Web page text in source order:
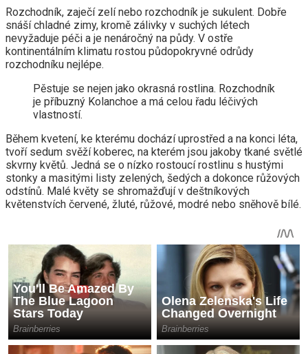
Rozchodník, zaječí zelí nebo rozchodník je sukulent. Dobře
snáší chladné zimy, kromě zálivky v suchých létech
nevyžaduje péči a je nenáročný na půdy. V ostře
kontinentálním klimatu rostou půdopokryvné odrůdy
rozchodníku nejlépe.
Pěstuje se nejen jako okrasná rostlina. Rozchodník
je příbuzný Kolanchoe a má celou řadu léčivých
vlastností.
Během kvetení, ke kterému dochází uprostřed a na konci léta,
tvoří sedum svěží koberec, na kterém jsou jakoby tkané světlé
skvrny květů. Jedná se o nízko rostoucí rostlinu s hustými
stonky a masitými listy zelených, šedých a dokonce růžových
odstínů. Malé květy se shromažďují v deštníkových
květenstvích červené, žluté, růžové, modré nebo sněhově bílé.